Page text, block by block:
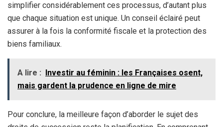
simplifier considérablement ces processus, d’autant plus
que chaque situation est unique. Un conseil éclairé peut
assurer à la fois la conformité fiscale et la protection des
biens familiaux.
A lire :
Investir au féminin : les Françaises osent,
mais gardent la prudence en ligne de mire
Pour conclure, la meilleure façon d’aborder le sujet des